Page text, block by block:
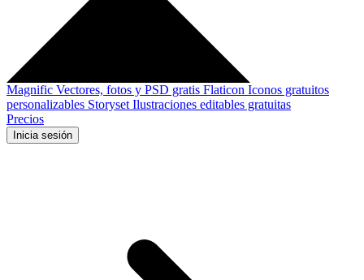
Magnific Vectores, fotos y PSD gratis Flaticon Iconos gratuitos
personalizables Storyset Ilustraciones editables gratuitas
Precios
Inicia sesión